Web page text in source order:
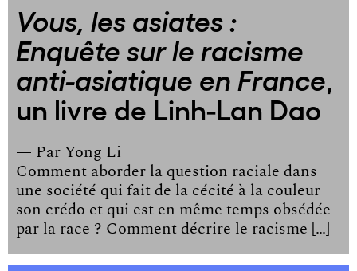
Vous, les asiates :
Enquête sur le racisme
anti-asiatique en France,
un livre de Linh-Lan Dao
— Par Yong Li
Comment aborder la question raciale dans
une société qui fait de la cécité à la couleur
son crédo et qui est en même temps obsédée
par la race ? Comment décrire le racisme […]